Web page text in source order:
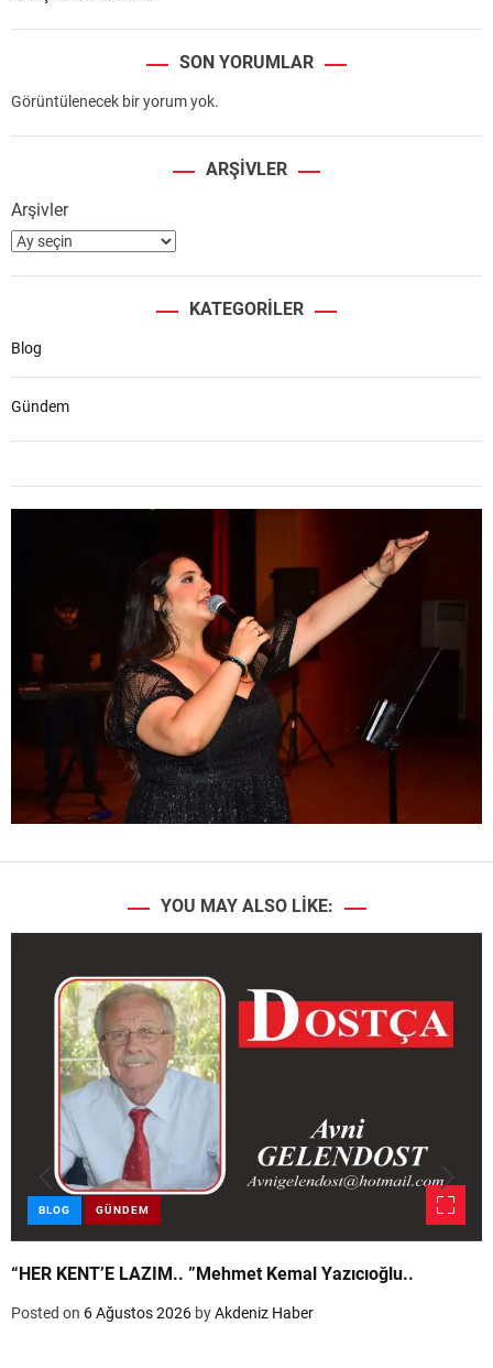
SON YORUMLAR
Görüntülenecek bir yorum yok.
ARŞIVLER
Arşivler
KATEGORILER
Blog
Gündem
YOU MAY ALSO LIKE:
BLOG GÜNDEM
“HER KENT’E LAZIM.. ”Mehmet Kemal Yazıcıoğlu..
Posted on 6 Ağustos 2026 byAkdeniz Haber